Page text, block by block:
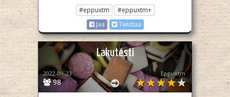
#eppuxtm
#eppuxtm+
Jaa
Twiittaa
Lakutesti
98
2022-09-23 Eppuxtm